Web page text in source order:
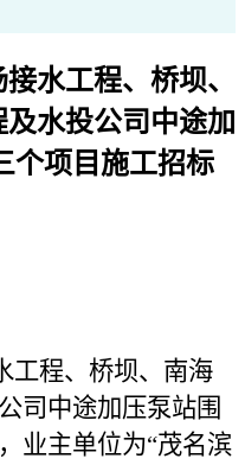
水工程、桥坝、
水投公司中途加
个项目施工招标
工程、桥坝、南海
司中途加压泵站围
业主单位为“茂名滨